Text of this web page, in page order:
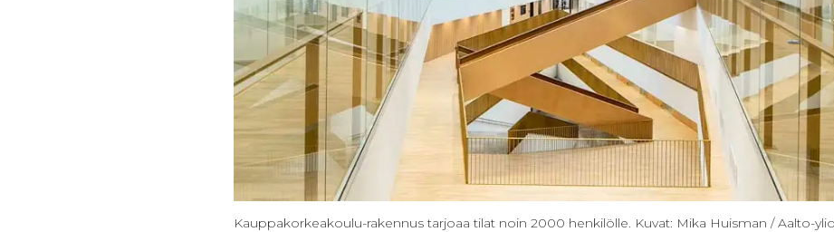
Kauppakorkeakoulu-rakennus tarjoaa tilat noin 2000 henkilölle. Kuvat: Mika Huisman / Aalto-